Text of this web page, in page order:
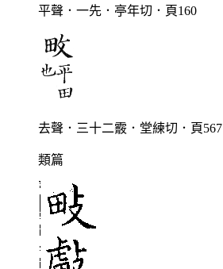
平聲．一先．亭年切．頁160
去聲．三十二霰．堂練切．頁567
類篇